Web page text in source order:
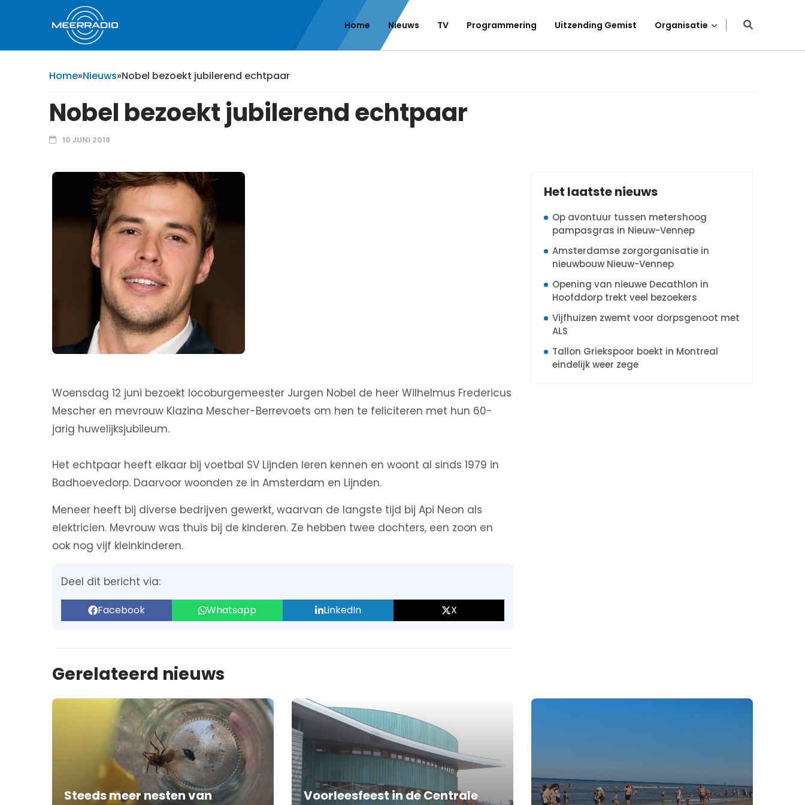
Home Nieuws TV Programmering Uitzending Gemist Organisatie
Home»Nieuws»Nobel bezoekt jubilerend echtpaar
Nobel bezoekt jubilerend echtpaar
10 JUNI 2019
Woensdag 12 juni bezoekt locoburgemeester Jurgen Nobel de heer Wilhelmus Fredericus
Mescher en mevrouw Klazina Mescher-Berrevoets om hen te feliciteren met hun 60-
jarig huwelijksjubileum.
Het echtpaar heeft elkaar bij voetbal SV Lijnden leren kennen en woont al sinds 1979 in
Badhoevedorp. Daarvoor woonden ze in Amsterdam en Lijnden.
Meneer heeft bij diverse bedrijven gewerkt, waarvan de langste tijd bij Api Neon als
elektricien. Mevrouw was thuis bij de kinderen. Ze hebben twee dochters, een zoon en
ook nog vijf kleinkinderen.
Deel dit bericht via:
Facebook Whatsapp LinkedIn X
Het laatste nieuws
Op avontuur tussen metershoog
pampasgras in Nieuw-Vennep
Amsterdamse zorgorganisatie in
nieuwbouw Nieuw-Vennep
Opening van nieuwe Decathlon in
Hoofddorp trekt veel bezoekers
Vijfhuizen zwemt voor dorpsgenoot met
ALS
Tallon Griekspoor boekt in Montreal
eindelijk weer zege
Gerelateerd nieuws
Steeds meer nesten van
Voorleesfeest in de Centrale